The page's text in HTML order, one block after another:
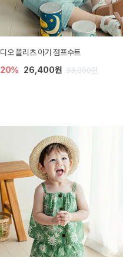
디오 플리츠 아기 점프수트
20% 26,400원 33,000원